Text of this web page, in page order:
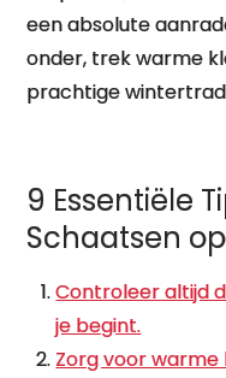
een absolute
onder, trek warme
prachtige
9 Essentiële
Schaatsen
Controleer altijd
je begint.
Zorg voor